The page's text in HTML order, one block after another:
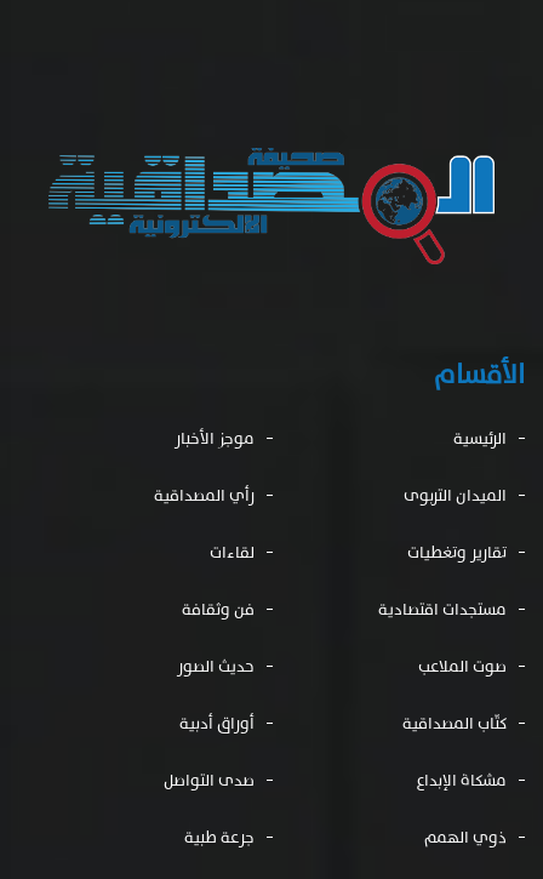
الأقسام
الرئيسية موجز الأخبار
الميدان التربوى رأي المصداقية
تقارير وتغطيات لقاءات
مستجدات اقتصادية فن وثقافة
صوت الملاعب حديث الصور
كتّاب المصداقية أوراق أدبية
مشكاة الإبداع صدى التواصل
ذوي الهمم جرعة طبية